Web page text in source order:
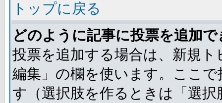
トップに戻る
どのように記事に投票を追加
投票を追加する場合は、新規
編集」の欄を使います。ここ
す（選択肢を作るときは「選